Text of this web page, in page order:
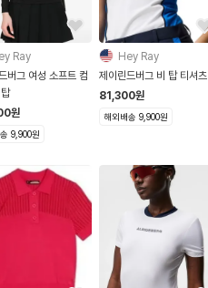
Ray
버그 여성 소프트 컴
원
9,900원
Hey Ray
제이린드버그 비 탑 티셔츠
81,300원
해외배송 9,900원